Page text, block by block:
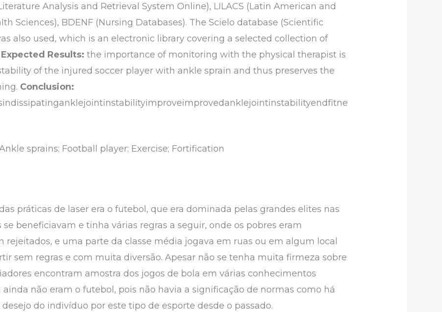
Analysis and Retrieval System Online), LILACS (Latin American and
Sciences), BDENF (Nursing Databases). The Scielo database (Scientific
also used, which is an electronic library covering a selected collection of
Expected Results:the importance of monitoring with the physical therapist is
of the injured soccer player with ankle sprain and thus preserves the
Conclusion:
sprains; Football player; Exercise; Fortification
práticas de laser era o futebol, que era dominada pelas grandes elites nas
beneficiavam e tinha várias regras a seguir, onde os pobres eram
rejeitados, e uma parte da classe média jogava em ruas ou em algum local
sem regras e com muita diversão. Apesar não se tenha muita firmeza sobre
encontram amostra dos jogos de bola em várias conhecimentos
ainda não eram o futebol, pois não havia a significação de normas como há
do indivíduo por este tipo de esporte desde o passado.